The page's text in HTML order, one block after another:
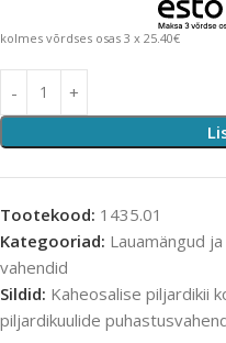
kolmes võrdses osas 3 x 25.40€
Tootekood: 1435.01
Kategooriad: Lauamängud
vahendid
Sildid: Kaheosalise piljardikii
piljardikuulide